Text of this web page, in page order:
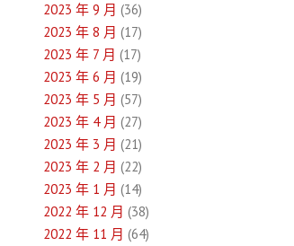
2023 年 9 月 (36)
2023 年 8 月 (17)
2023 年 7 月 (17)
2023 年 6 月 (19)
2023 年 5 月 (57)
2023 年 4 月 (27)
2023 年 3 月 (21)
2023 年 2 月 (22)
2023 年 1 月 (14)
2022 年 12 月 (38)
2022 年 11 月 (64)